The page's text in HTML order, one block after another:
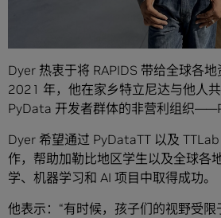
Dyer 热衷于将 RAPIDS 带给全球各地
2021 年，他在家乡特立尼达与他人
PyData 开发者群体的非营利组织
Dyer 希望通过 PyDataTT 以及
作，帮助加勒比地区学生以及全球各
学、机器学习和 AI 项目中取得成功。
他表示：“有时候，孩子们的视野受